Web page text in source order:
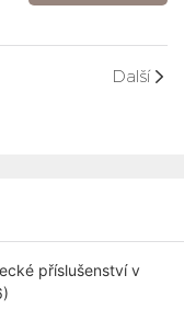
Další
příslušenství v